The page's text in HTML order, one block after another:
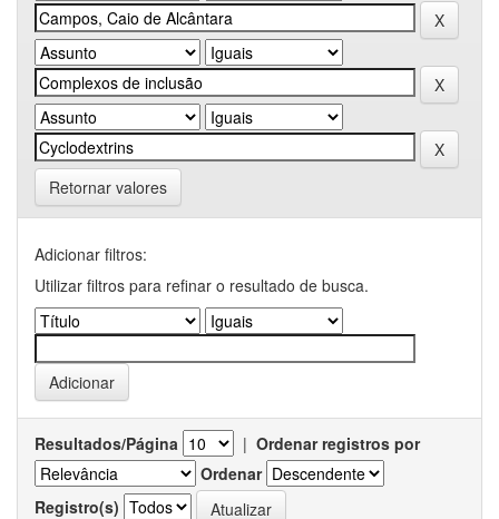
Retornar valores
Adicionar filtros:
Utilizar filtros para refinar o resultado de busca.
Resultados/Página | Ordenar registros por
Ordenar
Registro(s)